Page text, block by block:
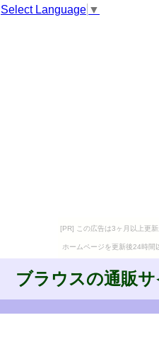
Select Language ▼
[PR] この広告は3ヶ月以上更新
ホームページを更新後24時間
ブラウスの通販サ